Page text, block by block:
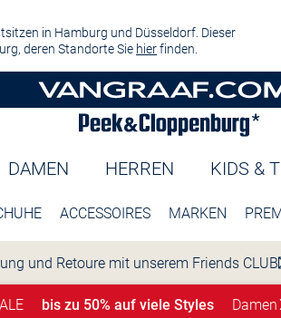
in Hamburg und Düsseldorf. Dieser
deren Standorte Sie hierfinden.
DAMEN HERREN KIDS &
ACCESSOIRES MARKEN
und Retoure mit unserem Friends CLUB
bis zu 50% auf viele Styles Damen